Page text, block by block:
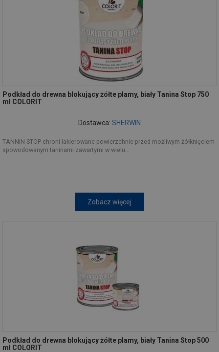
Podkład do drewna blokujący żółte plamy, biały Tanina Stop 750
ml COLORIT
Dostawca: SHERWIN
TANNIN STOP chroni lakierowane powierzchnie przed możliwym żółknięciem
spowodowanym taninami zawartymi w wielu...
Zobacz więcej
Podkład do drewna blokujący żółte plamy, biały Tanina Stop 500
ml COLORIT